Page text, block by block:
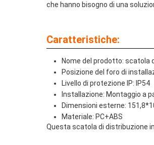
che hanno bisogno di una
Caratteristiche:
Nome del prodotto: scatola
Posizione del foro di
Livello di protezione IP: IP54
Installazione: Montaggio a
Dimensioni esterne:
Materiale: PC+ABS
Questa scatola di distribuzione